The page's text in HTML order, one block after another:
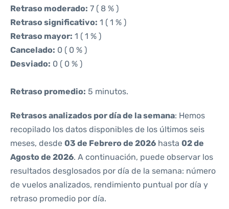
Retraso moderado: 7 ( 8 % )
Retraso significativo: 1 ( 1 % )
Retraso mayor: 1 ( 1 % )
Cancelado: 0 ( 0 % )
Desviado: 0 ( 0 % )
Retraso promedio: 5 minutos.
Retrasos analizados por día de la semana: Hemos
recopilado los datos disponibles de los últimos seis
meses, desde 03 de Febrero de 2026 hasta 02 de
Agosto de 2026. A continuación, puede observar los
resultados desglosados por día de la semana: número
de vuelos analizados, rendimiento puntual por día y
retraso promedio por día.